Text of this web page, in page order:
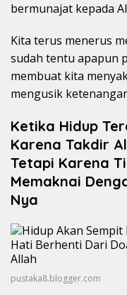
bermunajat kepada
Kita terus menerus
sudah tentu apapun
membuat kita
mengusik
Ketika Hidup
Karena Takdir
Tetapi Karena
Memaknai
Nya
pustaka8.blogger.com